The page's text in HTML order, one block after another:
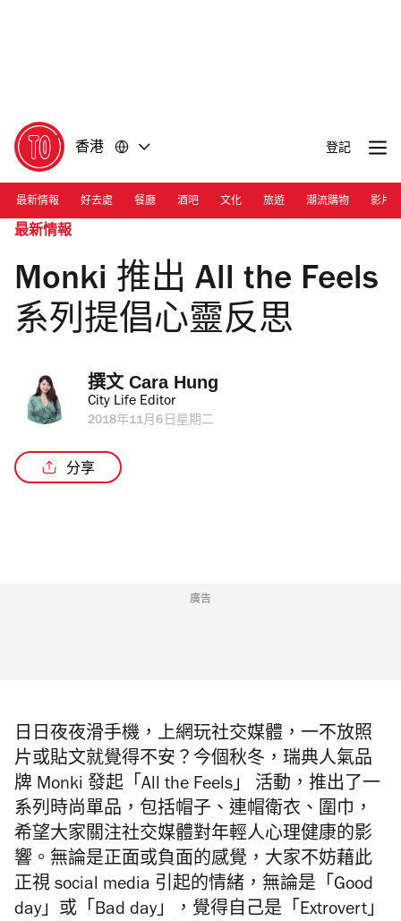
香港 登記
最新情報 好去處 餐廳 酒吧 文化 旅遊 潮流購物 影片
最新情報
Monki 推出 All the Feels
系列提倡心靈反思
撰文 Cara Hung
City Life Editor
2018年11月6日星期二
分享
廣告
日日夜夜滑手機，上網玩社交媒體，一不放照
片或貼文就覺得不安？今個秋冬，瑞典人氣品
牌 Monki 發起「All the Feels」 活動，推出了一
系列時尚單品，包括帽子、連帽衛衣、圍巾，
希望大家關注社交媒體對年輕人心理健康的影
響。無論是正面或負面的感覺，大家不妨藉此
正視 social media 引起的情緒，無論是「Good
day」或「Bad day」，覺得自己是「Extrovert」